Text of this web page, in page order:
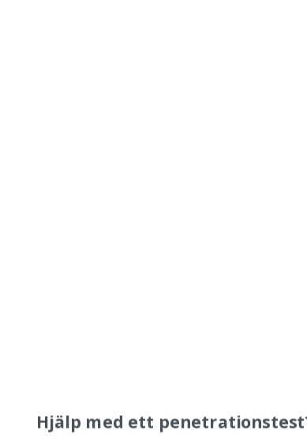
Hjälp med ett